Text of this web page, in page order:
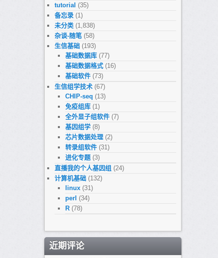
tutorial (35)
备忘录(1)
未分类(1,838)
杂谈-随笔(58)
生信基础(193)
基础数据库 (77)
基础数据格式 (16)
基础软件 (73)
生信组学技术(67)
CHIP-seq (13)
免疫组库 (1)
全外显子组软件 (7)
基因组学 (8)
芯片数据处理 (2)
转录组软件 (31)
进化专题 (3)
直播我的个人基因组 (24)
计算机基础(132)
linux (31)
perl (34)
R (78)
近期评论